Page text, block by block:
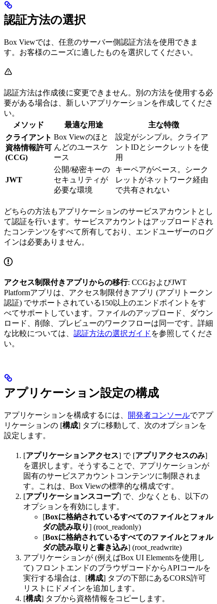
認証方法の選択
Box Viewでは、任意のサーバー側認証方法を使用できま
す。お客様のニーズに適したものを選択してください。
認証方法は作成後に変更できません。別の方法を使用する必
要がある場合は、新しいアプリケーションを作成してくださ
い。
メソッド
最適な用途
主な特徴
クライアント
資格情報許可
(CCG)
Box Viewのほと
んどのユースケ
ース
設定がシンプル。クライア
ントIDとシークレットを使
用
JWT
公開/秘密キーの
セキュリティが
必要な環境
キーペアがベース。シーク
レットがネットワーク経由
で共有されない
どちらの方法もアプリケーションのサービスアカウントとし
て認証を行います。サービスアカウントはアップロードされ
たコンテンツをすべて所有しており、エンドユーザーのログ
インは必要ありません。
アクセス制限付きアプリからの移行: CCGおよびJWT
Platformアプリは、アクセス制限付きアプリ (アプリトークン
認証) でサポートされている150以上のエンドポイントをす
べてサポートしています。ファイルのアップロード、ダウン
ロード、削除、プレビューのワークフローは同一です。詳細
な比較については、 認証方法の選択ガイド を参照してくださ
い。
アプリケーション設定の構成
アプリケーションを構成するには、 開発者コンソールでアプ
リケーションの [構成] タブに移動して、次のオプションを
設定します。
[アプリケーションアクセス] で [アプリアクセスのみ]
を選択します。そうすることで、アプリケーションが
固有のサービスアカウントコンテンツに制限されま
す。これは、Box Viewの標準的な構成です。
[アプリケーションスコープ] で、少なくとも、以下の
オプションを有効にします。
[Boxに格納されているすべてのファイルとフォル
ダの読み取り] (root_readonly)
[Boxに格納されているすべてのファイルとフォル
ダの読み取りと書き込み] (root_readwrite)
アプリケーションが (例えばBox UI Elementsを使用し
て) フロントエンドのブラウザコードからAPIコールを
実行する場合は、[構成] タブの下部にあるCORS許可
リストにドメインを追加します。
[構成] タブから資格情報をコピーします。